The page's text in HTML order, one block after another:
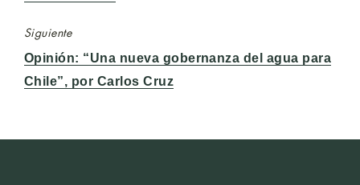
Siguiente
Entrada
siguiente:
Opinión: “Una nueva gobernanza del agua para
Chile”, por Carlos Cruz